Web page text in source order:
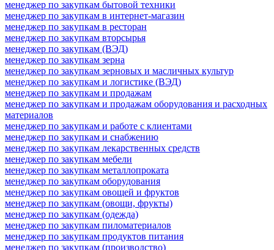
менеджер по закупкам бытовой техники
менеджер по закупкам в интернет-магазин
менеджер по закупкам в ресторан
менеджер по закупкам вторсырья
менеджер по закупкам (ВЭД)
менеджер по закупкам зерна
менеджер по закупкам зерновых и масличных культур
менеджер по закупкам и логистике (ВЭД)
менеджер по закупкам и продажам
менеджер по закупкам и продажам оборудования и расходных
материалов
менеджер по закупкам и работе с клиентами
менеджер по закупкам и снабжению
менеджер по закупкам лекарственных средств
менеджер по закупкам мебели
менеджер по закупкам металлопроката
менеджер по закупкам оборудования
менеджер по закупкам овощей и фруктов
менеджер по закупкам (овощи, фрукты)
менеджер по закупкам (одежда)
менеджер по закупкам пиломатериалов
менеджер по закупкам продуктов питания
менеджер по закупкам (производство)